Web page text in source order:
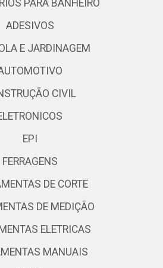
PARA BANHEIRO
ADESIVOS
E JARDINAGEM
CIVIL
EPI
FERRAGENS
DE CORTE
DE MEDIÇÃO
ELETRICAS
MANUAIS